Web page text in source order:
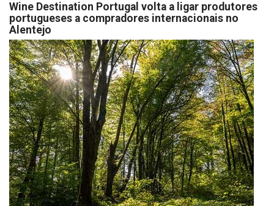
Wine Destination Portugal volta a ligar produtores
portugueses a compradores internacionais no
Alentejo